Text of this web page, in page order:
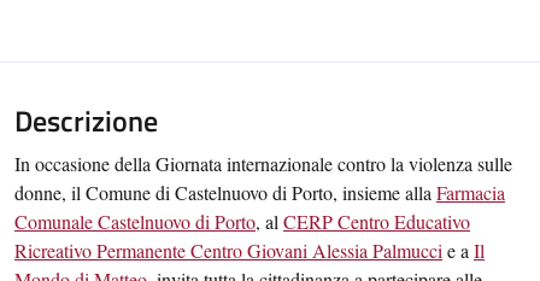
Descrizione
In occasione della Giornata internazionale contro la violenza sulle
donne, il Comune di Castelnuovo di Porto, insieme alla Farmacia
Comunale Castelnuovo di Porto, al CERP Centro Educativo
Ricreativo Permanente Centro Giovani Alessia Palmucci e a Il